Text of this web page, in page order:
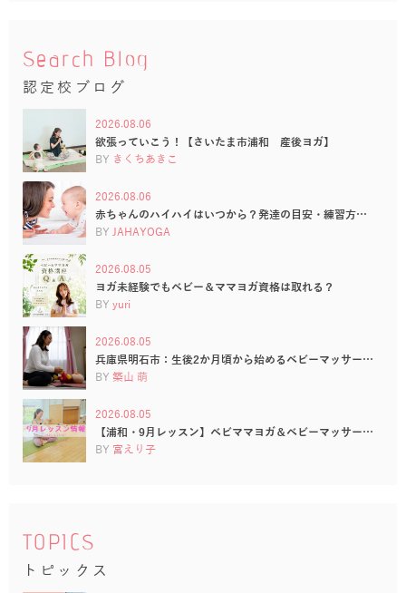
Search Blog
認定校ブログ
2026.08.06
欲張っていこう！【さいたま市浦和 産後ヨガ】
BY きくちあきこ
2026.08.06
赤ちゃんのハイハイはいつから？発達の目安・練習方…
BY JAHAYOGA
2026.08.05
ヨガ未経験でもベビー＆ママヨガ資格は取れる？
BY yuri
2026.08.05
兵庫県明石市：生後2か月頃から始めるベビーマッサー…
BY 築山 萌
2026.08.05
【浦和・9月レッスン】ベビママヨガ＆ベビーマッサー…
BY 宮えり子
TOPICS
トピックス